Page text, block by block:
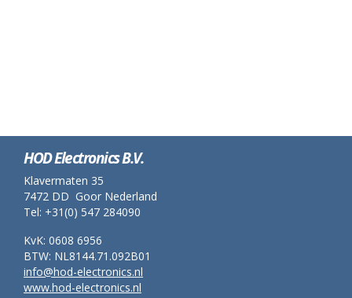
HOD Electronics B.V.
Klavermaten 35
7472 DD Goor Nederland
Tel: +31(0) 547 284090
KvK: 0608 6956
BTW: NL8144.71.092B01
info@hod-electronics.nl
www.hod-electronics.nl